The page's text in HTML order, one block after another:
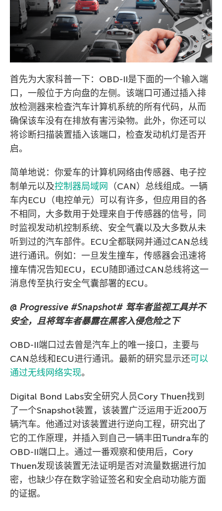
首先为大家科普一下：OBD-II是下面的一个输入端
口，一般位于方向盘的左侧。该端口可通过插入排
放检测器来检查汽车计算机系统的所有代码，从而
确保该车没有在排放有害污染物。此外，你还可以
将诊断扫描装置插入该端口，检查发动机灯是否开
启。
简单地说：你爱车的计算机网络由传感器、电子控
制单元以及控制器局域网 （CAN）总线组成。一辆
车内ECU（电控单元）可以有许多，但应用目的各
不相同，大多数用于处理来自于传感器的信号，同
时监视发动机控制系统、安全气囊以及大多数从未
听到过的汽车部件。ECU全都联网并通过CAN总线
进行通讯。例如：一旦发生撞车，传感器会迅速将
撞车情况告知ECU，ECU随即通过CAN总线将这一
消息传至执行安全气囊部署的ECU。
@ Progressive #Snapshot# 驾车者监视工具并不
安全，且将驾车者暴露在黑客入侵危险之下
OBD-II端口过去曾是汽车上的唯一接口，主要与
CAN总线和ECU进行通讯。最新的研究显示还可以
通过无线网络实现。
Digital Bond Labs安全研究人员Cory Thuen找到
了一个Snapshot装置，该装置广泛运用于近200万
辆汽车。他通过对该装置进行逆向工程，研究出了
它的工作原理，并插入到自己一辆丰田Tundra车的
OBD-II端口上。通过一番观察和使用后，Cory
Thuen发现该装置无法证明是否对流量数据进行加
密，也缺少存在数字验证签名和安全启动功能方面
的证据。